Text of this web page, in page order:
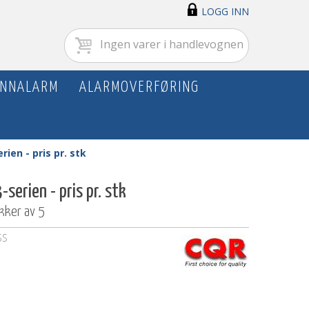
LOGG INN
Ingen varer i handlevognen
ALARMOVERFØRING
- pris pr. stk
serien - pris pr. stk
av 5